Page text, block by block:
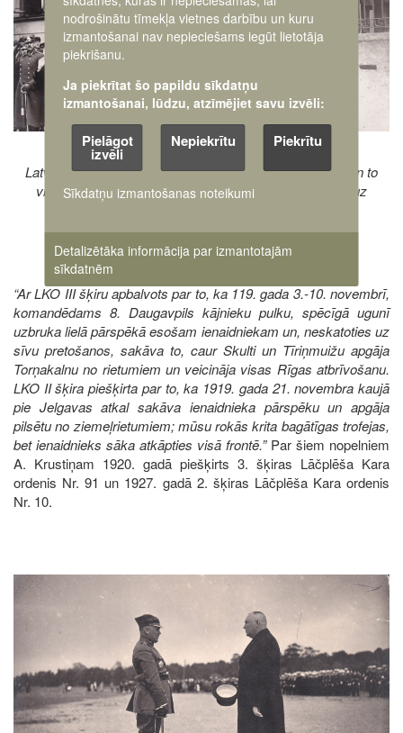
Latvijas armijas Kurzemes divīzijas augstākie virsnieki un to
vidū divīzijas komandieris ģenerālis Andrejs Krustiņš (uz
sākums
“Ar LKO III šķiru apbalvots par to, ka 119. gada 3.-10. novembrī,
komandēdams 8. Daugavpils kājnieku pulku, spēcīgā ugunī
uzbruka lielā pārspēkā esošam ienaidniekam un, neskatoties uz
sīvu pretošanos, sakāva to, caur Skulti un Tīriņmuižu apgāja
Torņakalnu no rietumiem un veicināja visas Rīgas atbrīvošanu.
LKO II šķira piešķirta par to, ka 1919. gada 21. novembra kaujā
pie Jelgavas atkal sakāva ienaidnieka pārspēku un apgāja
pilsētu no ziemeļrietumiem; mūsu rokās krita bagātīgas trofejas,
bet ienaidnieks sāka atkāpties visā frontē.” Par šiem nopelniem
A. Krustiņam 1920. gadā piešķirts 3. šķiras Lāčplēša Kara
ordenis Nr. 91 un 1927. gadā 2. šķiras Lāčplēša Kara ordenis
Nr. 10.
Image
nodrošinātu tīmekļa vietnes darbību un kuru
izmantošanai nav nepieciešams iegūt lietotāja
piekrišanu.
Ja piekrītat šo papildu sīkdatņu
izmantošanai, lūdzu, atzīmējiet savu izvēli:
Pielāgot
izvēli
Nepiekrītu Piekrītu
Sīkdatņu izmantošanas noteikumi
Detalizētāka informācija par izmantotajām
sīkdatnēm